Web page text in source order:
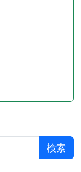
検索